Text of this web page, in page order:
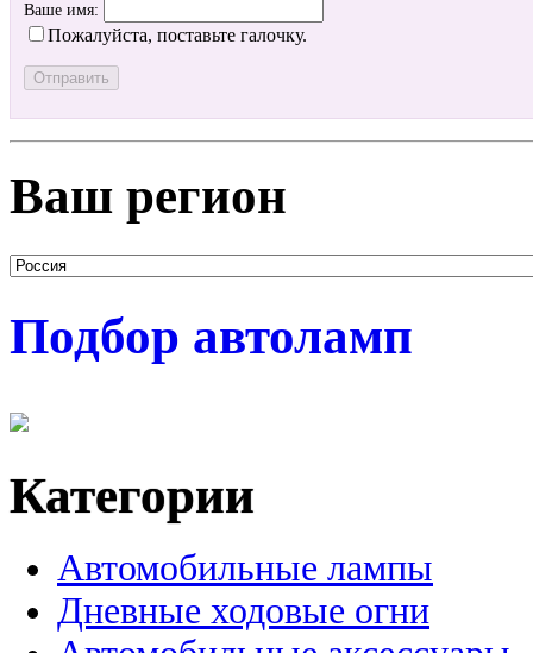
Ваше имя:
Пожалуйста, поставьте галочку.
Ваш регион
Подбор автоламп
Категории
Автомобильные лампы
Дневные ходовые огни